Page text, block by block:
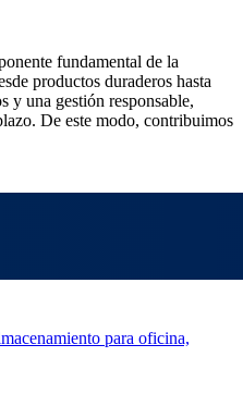
fundamental de la
productos duraderos hasta
y una gestión responsable,
De este modo, contribuimos
para oficina,